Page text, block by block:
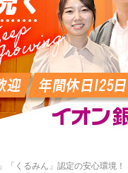
くるみん」認定の安心環境！